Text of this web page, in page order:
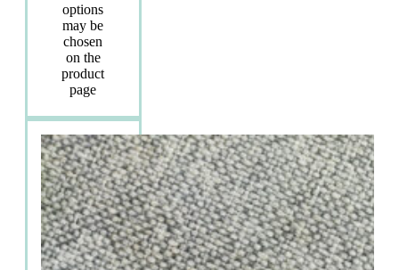
options
may be
chosen
on the
product
page